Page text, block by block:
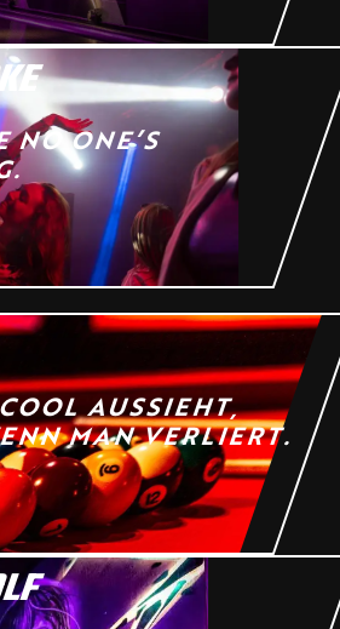
NO ONE’S
AUSSIEHT,
MAN VERLIERT.